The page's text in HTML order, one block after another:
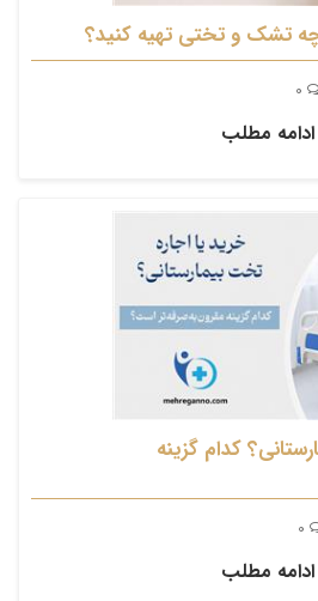
چه تشک و تختی تهیه کنید؟
ادامه مطلب
کدام گزینه
ادامه مطلب